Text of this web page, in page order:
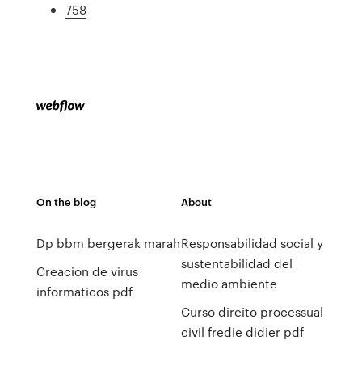
758
On the blog
Dp bbm bergerak marah
Creacion de virus
informaticos pdf
About
Responsabilidad social y
sustentabilidad del
medio ambiente
Curso direito processual
civil fredie didier pdf